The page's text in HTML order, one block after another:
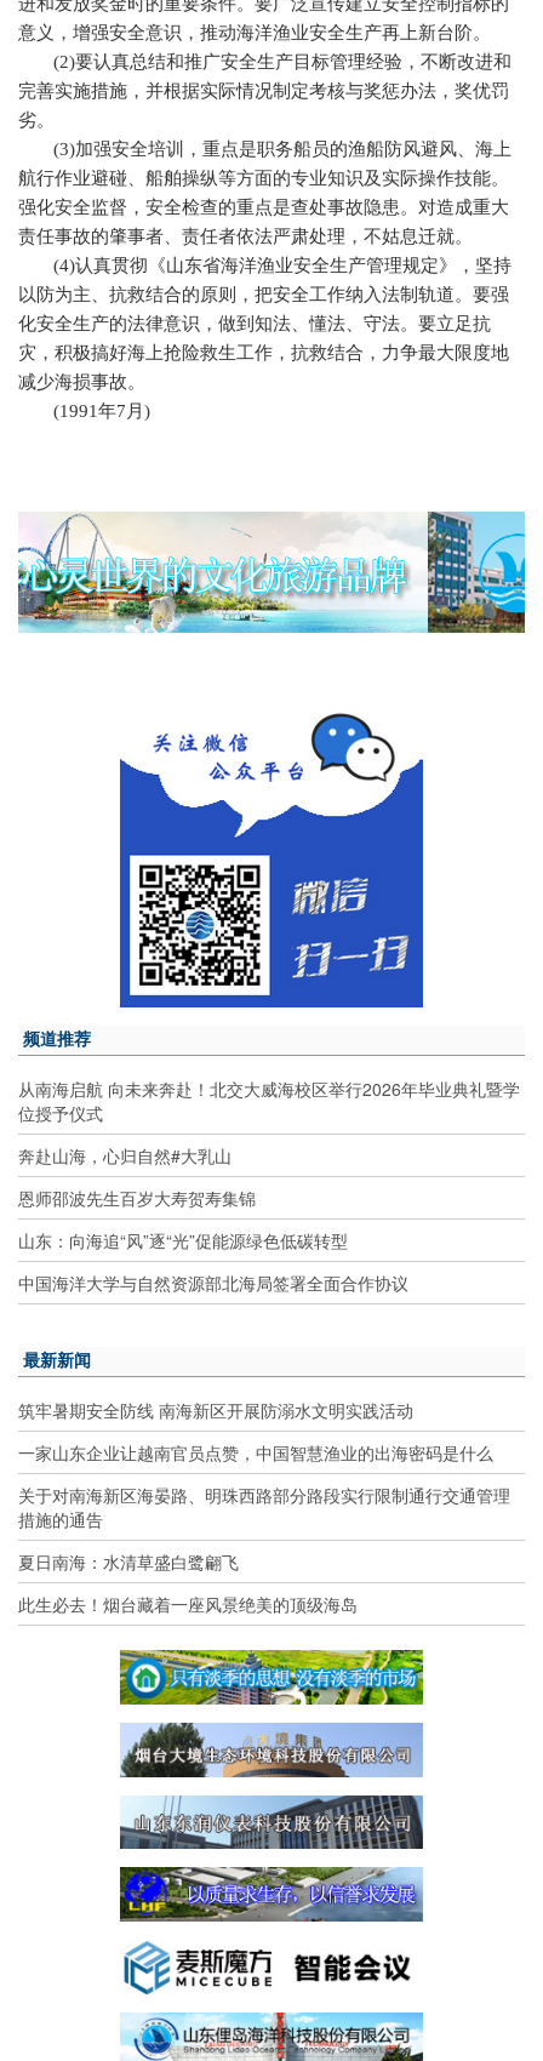
进和发放奖金时的重要条件。要广泛宣传建立安全控制指标的
意义，增强安全意识，推动海洋渔业安全生产再上新台阶。
(2)要认真总结和推广安全生产目标管理经验，不断改进和
完善实施措施，并根据实际情况制定考核与奖惩办法，奖优罚
劣。
(3)加强安全培训，重点是职务船员的渔船防风避风、海上
航行作业避碰、船舶操纵等方面的专业知识及实际操作技能。
强化安全监督，安全检查的重点是查处事故隐患。对造成重大
责任事故的肇事者、责任者依法严肃处理，不姑息迁就。
(4)认真贯彻《山东省海洋渔业安全生产管理规定》，坚持
以防为主、抗救结合的原则，把安全工作纳入法制轨道。要强
化安全生产的法律意识，做到知法、懂法、守法。要立足抗
灾，积极搞好海上抢险救生工作，抗救结合，力争最大限度地
减少海损事故。
(1991年7月)
频道推荐
从南海启航 向未来奔赴！北交大威海校区举行2026年毕业典礼暨学
位授予仪式
奔赴山海，心归自然#大乳山
恩师邵波先生百岁大寿贺寿集锦
山东：向海追“风”逐“光”促能源绿色低碳转型
中国海洋大学与自然资源部北海局签署全面合作协议
最新新闻
筑牢暑期安全防线 南海新区开展防溺水文明实践活动
一家山东企业让越南官员点赞，中国智慧渔业的出海密码是什么
关于对南海新区海晏路、明珠西路部分路段实行限制通行交通管理
措施的通告
夏日南海：水清草盛白鹭翩飞
此生必去！烟台藏着一座风景绝美的顶级海岛